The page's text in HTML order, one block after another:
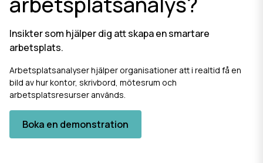
Insikter som hjälper dig att skapa en smartare
arbetsplats.
Arbetsplatsanalyser hjälper organisationer att i realtid få en
bild av hur kontor, skrivbord, mötesrum och
arbetsplatsresurser används.
Boka en demonstration